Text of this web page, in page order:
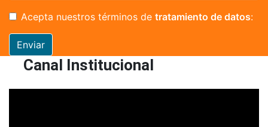
Acepta nuestros términos de tratamiento de datos:
Enviar
Canal Institucional